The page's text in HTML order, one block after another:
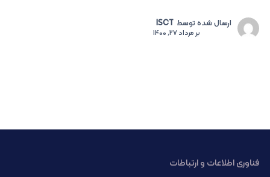
ارسال شده توسط ISCT
برمرداد 27, 1400
فناوری اطلاعات و ارتباطات